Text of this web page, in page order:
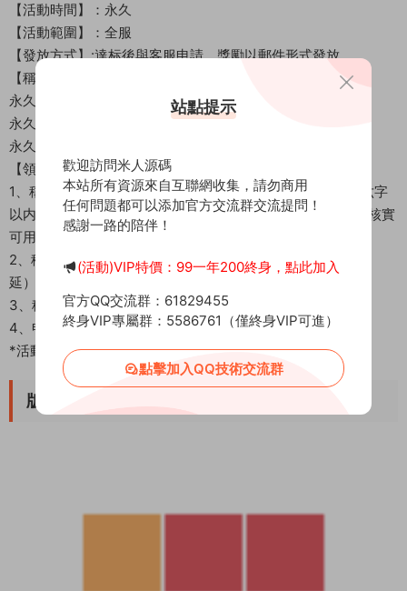
【活動時間】：永久
【活動範圍】：全服
【發放方式】:達标後與客服申請，獎勵以郵件形式發放
【稱号屬性】：（每個檔位單角色僅可申請一次）
永久真實累充800元可申請屬性：攻擊速度+1888的稱号
永久真實累充1500元可申請屬性：攻擊速度+2888的稱号
永久真實累充5000元可申請屬性：攻擊速度+5888的稱号
【領取規則】：
1、稱号定制的命名可用幫派名或個人名。例如：雄霸天下(六字
以内，禁止色情反動、诋毀他人，違背規則等詞句)，提供後核實
可用即可。
2、稱号定制後将會在三個工作日内發放（周末、節假日順
延）。
3、稱号發放後可在郵件中領取，稱号功能處查看佩戴。
4、申請金額以【折後】金額計算。
*活動最終解釋權歸運營團隊所有
版本截圖
站點提示
歡迎訪問米人源碼
本站所有資源來自互聯網收集，請勿商用
任何問題都可以添加官方交流群交流提問！
感謝一路的陪伴！
(活動)VIP特價：99一年200終身，點此加入
官方QQ交流群：61829455
終身VIP專屬群：5586761（僅終身VIP可進）
點擊加入QQ技術交流群